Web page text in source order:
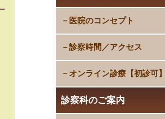
医院のコンセプト
診察時間／アクセス
オンライン診療【初診可】
診察科のご案内